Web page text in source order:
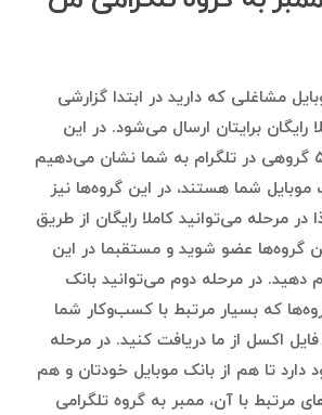
مشاغلی که دارید در ابتدا گزارشی
رایگان برایتان ارسال می‌شود. در این
گزارش لیستی از ۵۴۰ گروهی در تلگرام به شما نشان می‌دهیم
موبایل شما هستند، در این گروه‌ها نیز
در مرحله می‌توانید کاملا رایگان از طریق
گروه‌ها عضو شوید و مستقبما در این
دهید. در مرحله دوم می‌توانید بانک
که بسیار مرتبط با کسب‌وکار شما
اکسل از ما دریافت کنید. در مرحله
دارد تا هم از بانک موبایل خودتان و هم
مرتبط با آن، ممبر به گروه تلگرامی